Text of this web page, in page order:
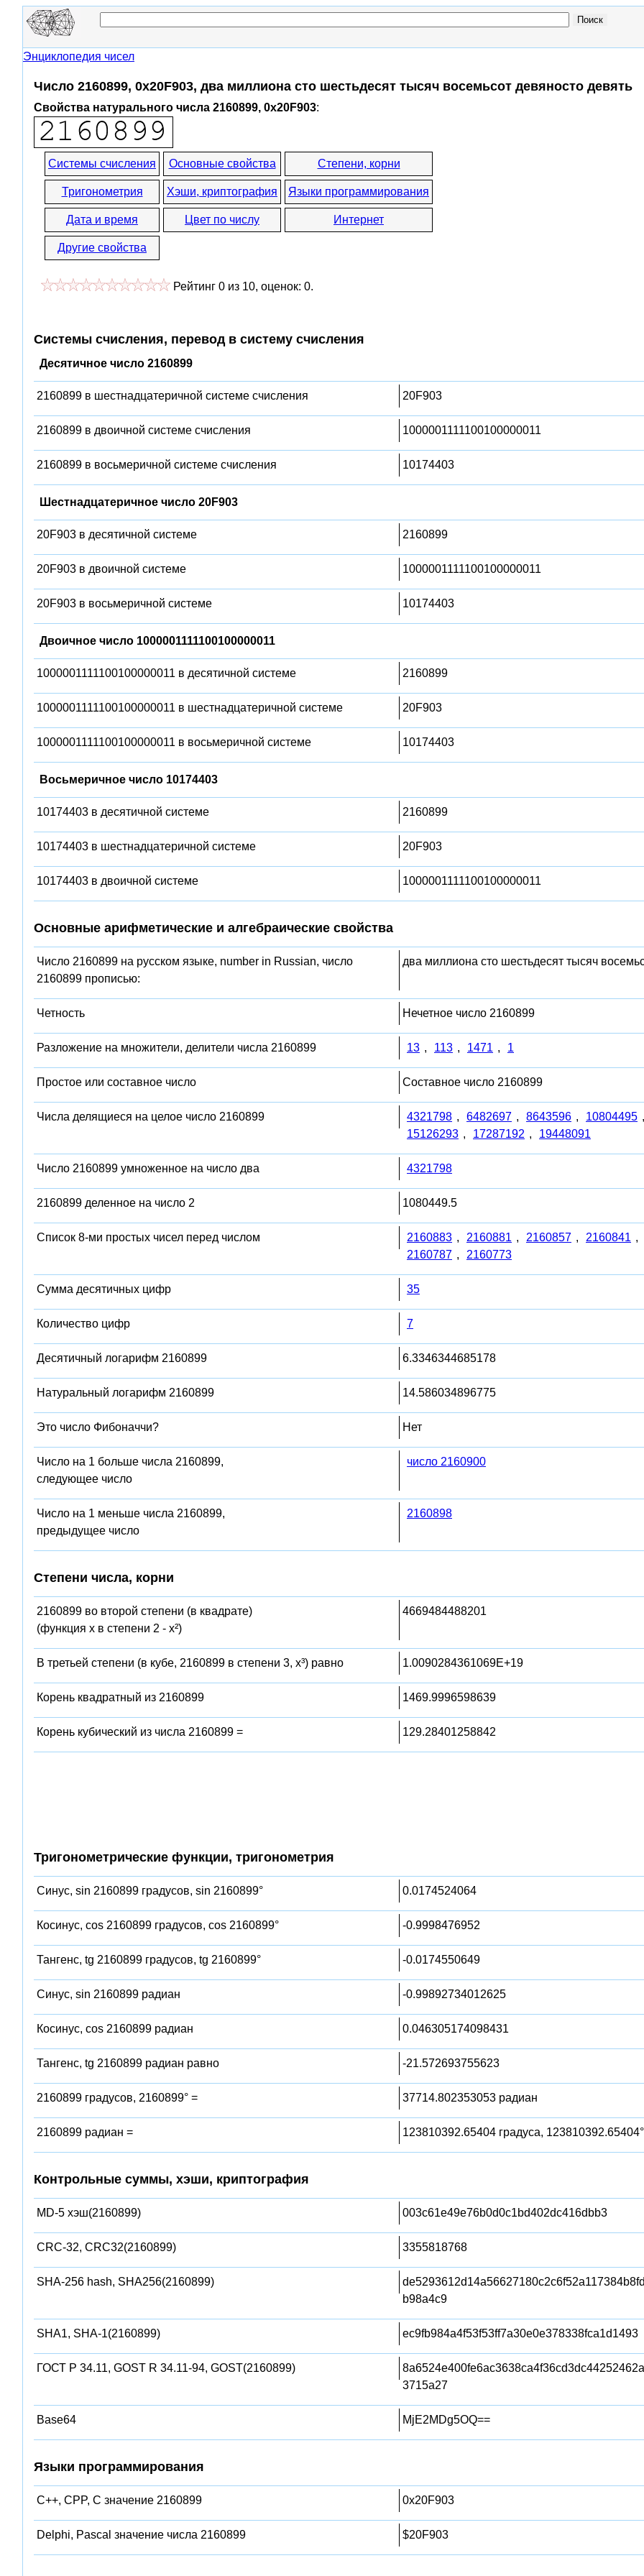
Энциклопедия чисел
Число 2160899, 0x20F903, два миллиона сто шестьдесят тысяч восемьсот девяносто девять
Свойства натурального числа 2160899, 0x20F903:
Системы счисления Основные свойства Степени, корни
Тригонометрия Хэши, криптография Языки программирования
Дата и время Цвет по числу Интернет
Другие свойства
Рейтинг 0 из 10, оценок: 0.
Системы счисления, перевод в систему счисления
Десятичное число 2160899
2160899 в шестнадцатеричной системе счисления 20F903
2160899 в двоичной системе счисления 1000001111100100000011
2160899 в восьмеричной системе счисления 10174403
Шестнадцатеричное число 20F903
20F903 в десятичной системе 2160899
20F903 в двоичной системе 1000001111100100000011
20F903 в восьмеричной системе 10174403
Двоичное число 1000001111100100000011
1000001111100100000011 в десятичной системе 2160899
1000001111100100000011 в шестнадцатеричной системе 20F903
1000001111100100000011 в восьмеричной системе 10174403
Восьмеричное число 10174403
10174403 в десятичной системе 2160899
10174403 в шестнадцатеричной системе 20F903
10174403 в двоичной системе 1000001111100100000011
Основные арифметические и алгебраические свойства
Число 2160899 на русском языке, number in Russian, число
2160899 прописью:
два миллиона сто шестьдесят тысяч
Четность Нечетное число 2160899
Разложение на множители, делители числа 2160899 13 , 113 , 1471 , 1
Простое или составное число Составное число 2160899
Числа делящиеся на целое число 2160899 4321798 , 6482697 , 8643596 , 10804495 ,
15126293 , 17287192 , 19448091
Число 2160899 умноженное на число два 4321798
2160899 деленное на число 2 1080449.5
Список 8-ми простых чисел перед числом 2160883 , 2160881 , 2160857 , 2160841 ,
2160787 , 2160773
Сумма десятичных цифр 35
Количество цифр 7
Десятичный логарифм 2160899 6.3346344685178
Натуральный логарифм 2160899 14.586034896775
Это число Фибоначчи? Нет
Число на 1 больше числа 2160899,
следующее число
число 2160900
Число на 1 меньше числа 2160899,
предыдущее число
2160898
Степени числа, корни
2160899 во второй степени (в квадрате)
(функция x в степени 2 - x²)
4669484488201
В третьей степени (в кубе, 2160899 в степени 3, x³) равно 1.0090284361069E+19
Корень квадратный из 2160899 1469.9996598639
Корень кубический из числа 2160899 = 129.28401258842
Тригонометрические функции, тригонометрия
Синус, sin 2160899 градусов, sin 2160899° 0.0174524064
Косинус, cos 2160899 градусов, cos 2160899° -0.9998476952
Тангенс, tg 2160899 градусов, tg 2160899° -0.0174550649
Синус, sin 2160899 радиан -0.99892734012625
Косинус, cos 2160899 радиан 0.046305174098431
Тангенс, tg 2160899 радиан равно -21.572693755623
2160899 градусов, 2160899° = 37714.802353053 радиан
2160899 радиан = 123810392.65404 градуса, 123810392.65404°
Контрольные суммы, хэши, криптография
MD-5 хэш(2160899) 003c61e49e76b0d0c1bd402dc416dbb3
CRC-32, CRC32(2160899) 3355818768
SHA-256 hash, SHA256(2160899)
b98a4c9
SHA1, SHA-1(2160899) ec9fb984a4f53f53ff7a30e0e378338fca1d1493
ГОСТ Р 34.11, GOST R 34.11-94, GOST(2160899)
3715a27
Base64 MjE2MDg5OQ==
Языки программирования
C++, CPP, C значение 2160899 0x20F903
Delphi, Pascal значение числа 2160899 $20F903